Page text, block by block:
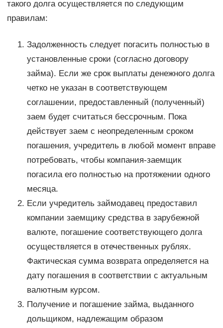
такого долга осуществляется по следующим
правилам:
Задолженность следует погасить полностью в
установленные сроки (согласно договору
займа). Если же срок выплаты денежного долга
четко не указан в соответствующем
соглашении, предоставленный (полученный)
заем будет считаться бессрочным. Пока
действует заем с неопределенным сроком
погашения, учредитель в любой момент вправе
потребовать, чтобы компания-заемщик
погасила его полностью на протяжении одного
месяца.
Если учредитель займодавец предоставил
компании заемщику средства в зарубежной
валюте, погашение соответствующего долга
осуществляется в отечественных рублях.
Фактическая сумма возврата определяется на
дату погашения в соответствии с актуальным
валютным курсом.
Получение и погашение займа, выданного
дольщиком, надлежащим образом